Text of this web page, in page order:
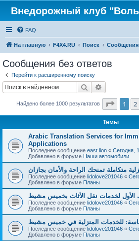
Внедорожный клуб
FAQ
На главную F4X4.RU Поиск Сообщения
Сообщения без ответов
Перейти к расширенному поиску
Поиск
Найдено более 1000 результатов 1 2
Темы
Arabic Translation Services for
Applications
Последнее сообщение east lion « Сегодня,
Добавлено в форуме Наши автомобили
متكاملة تمنحك الراحة والأمان بجازان
Последнее сообщение lidolove201046 «
Добавлено в форуме Планы
الأول لخدمات نقل الأثاث بخميس مشيط
Последнее сообщение lidolove201046 «
Добавлено в форуме Планы
Последнее сообщение lidolove201046 «
Добавлено в форуме Планы